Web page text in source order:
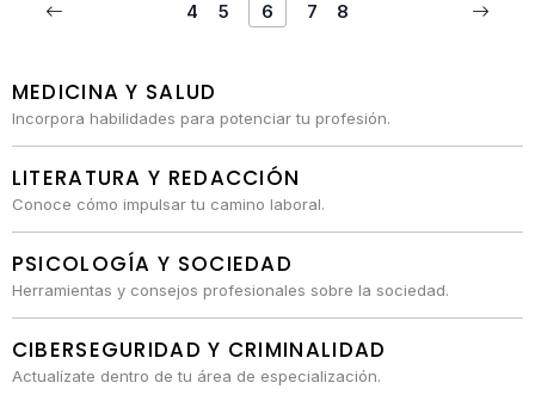
4 5 6 7 8
MEDICINA Y SALUD
Incorpora habilidades para potenciar tu profesión.
LITERATURA Y REDACCIÓN
Conoce cómo impulsar tu camino laboral.
PSICOLOGÍA Y SOCIEDAD
Herramientas y consejos profesionales sobre la sociedad.
CIBERSEGURIDAD Y CRIMINALIDAD
Actualízate dentro de tu área de especialización.